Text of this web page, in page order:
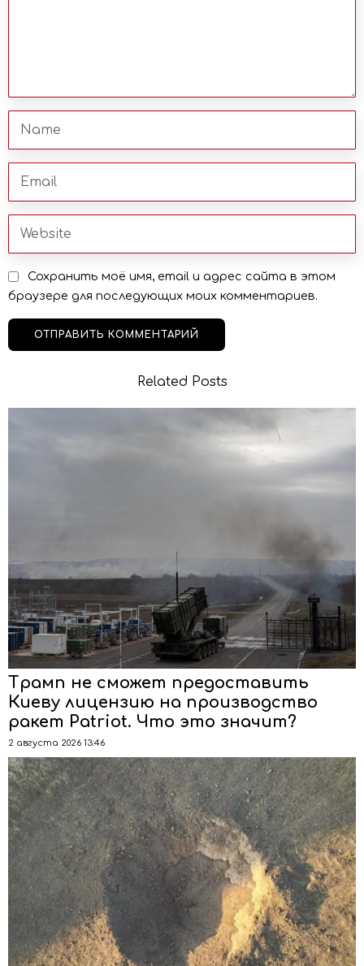
Сохранить моё имя, email и адрес сайта в этом
браузере для последующих моих комментариев.
Related Posts
Трамп не сможет предоставить
Киеву лицензию на производство
ракет Patriot. Что это значит?
2 августа 2026 13:46